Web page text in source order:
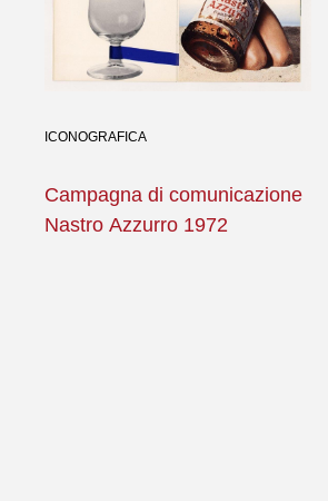
ICONOGRAFICA
Campagna di comunicazione
Nastro Azzurro 1972